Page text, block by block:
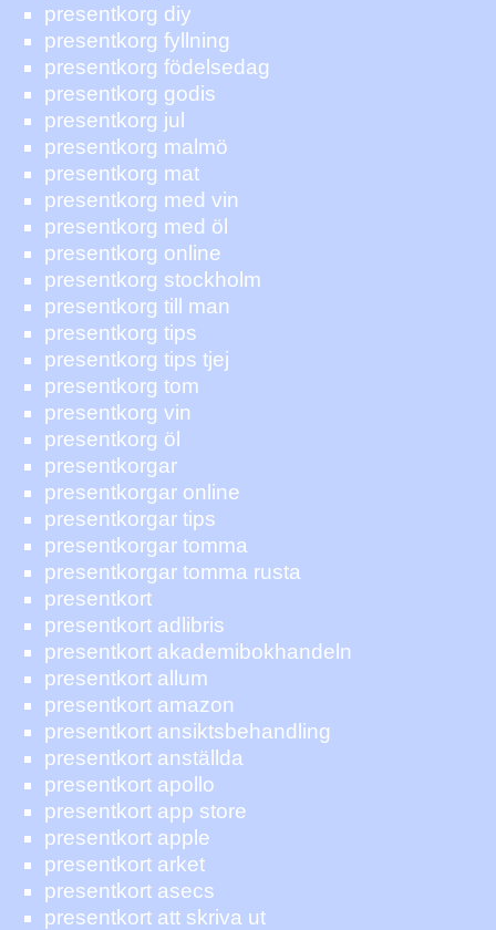
presentkorg diy
presentkorg fyllning
presentkorg födelsedag
presentkorg godis
presentkorg jul
presentkorg malmö
presentkorg mat
presentkorg med vin
presentkorg med öl
presentkorg online
presentkorg stockholm
presentkorg till man
presentkorg tips
presentkorg tips tjej
presentkorg tom
presentkorg vin
presentkorg öl
presentkorgar
presentkorgar online
presentkorgar tips
presentkorgar tomma
presentkorgar tomma rusta
presentkort
presentkort adlibris
presentkort akademibokhandeln
presentkort allum
presentkort amazon
presentkort ansiktsbehandling
presentkort anställda
presentkort apollo
presentkort app store
presentkort apple
presentkort arket
presentkort asecs
presentkort att skriva ut